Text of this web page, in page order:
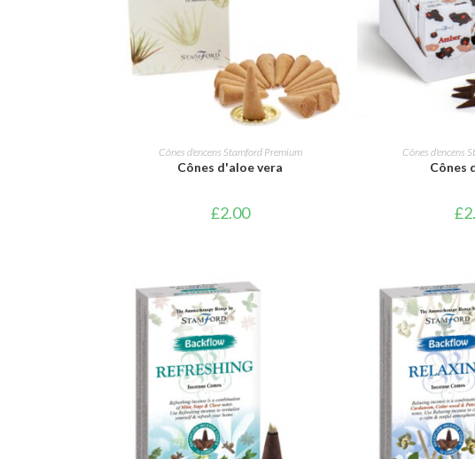
AJOUTER AU PANIER
Cônes d'encens Stamford Premium
Cônes d'aloe vera
£2.00
AJOUTER
Cônes d'encens
Cônes
£